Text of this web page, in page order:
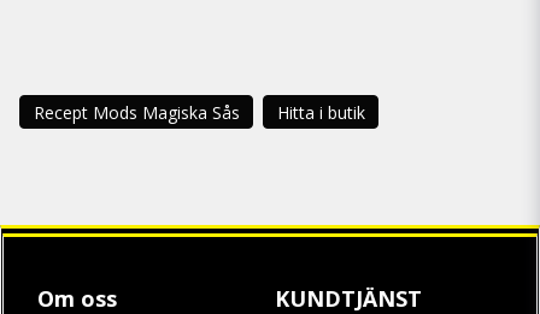
Recept Mods Magiska Sås Hitta i butik
Om oss KUNDTJÄNST